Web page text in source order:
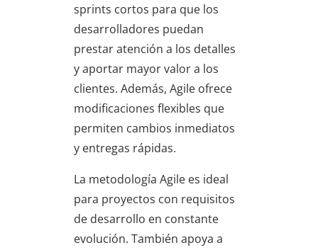
sprints cortos para que los
desarrolladores puedan
prestar atención a los detalles
y aportar mayor valor a los
clientes. Además, Agile ofrece
modificaciones flexibles que
permiten cambios inmediatos
y entregas rápidas.
La metodología Agile es ideal
para proyectos con requisitos
de desarrollo en constante
evolución. También apoya a